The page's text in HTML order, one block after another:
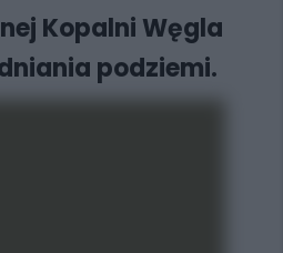
Kopalni Węgla
podziemi.